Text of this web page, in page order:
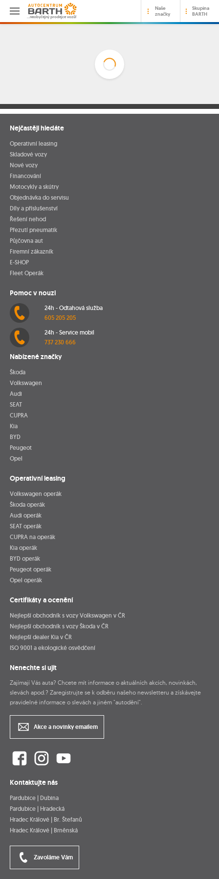
…neobyčejný prodejce vozů!
Naše
značky
Skupina
BARTH
Nejčastěji hledáte
Operativní leasing
Skladové vozy
Nové vozy
Financování
Motocykly a skútry
Objednávka do servisu
Díly a příslušenství
Řešení nehod
Přezutí pneumatik
Půjčovna aut
Firemní zákazník
E-SHOP
Fleet Operák
Pomoc v nouzi
24h - Odtahová služba
605 205 205
24h - Service mobil
737 230 666
Nabízené značky
Škoda
Volkswagen
Audi
SEAT
CUPRA
Kia
BYD
Peugeot
Opel
Operativní leasing
Volkswagen operák
Škoda operák
Audi operák
SEAT operák
CUPRA na operák
Kia operák
BYD operák
Peugeot operák
Opel operák
Certifikáty a ocenění
Nejlepší obchodník s vozy Volkswagen v ČR
Nejlepší obchodník s vozy Škoda v ČR
Nejlepší dealer Kia v ČR
ISO 9001 a ekologické osvědčení
Nenechte si ujít
Zajímají Vás auta? Chcete mít informace o aktuálních akcích, novinkách,
slevách apod.? Zaregistrujte se k odběru našeho newsletteru a získávejte
pravidelné informace o slevách a jiném "autodění".
Akce a novinky emailem
Kontaktujte nás
Pardubice | Dubina
Pardubice | Hradecká
Hradec Králové | Br. Štefanů
Hradec Králové | Brněnská
Zavoláme Vám